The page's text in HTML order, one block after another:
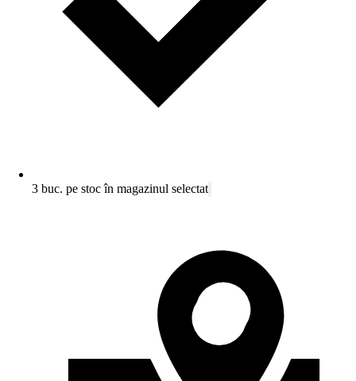
3 buc. pe stoc în magazinul selectat